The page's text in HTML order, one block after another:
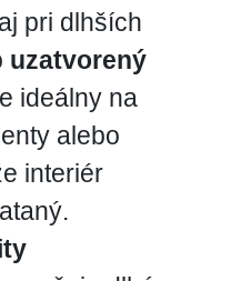
pri dlhších
uzatvorený
ideálny na
alebo
interiér